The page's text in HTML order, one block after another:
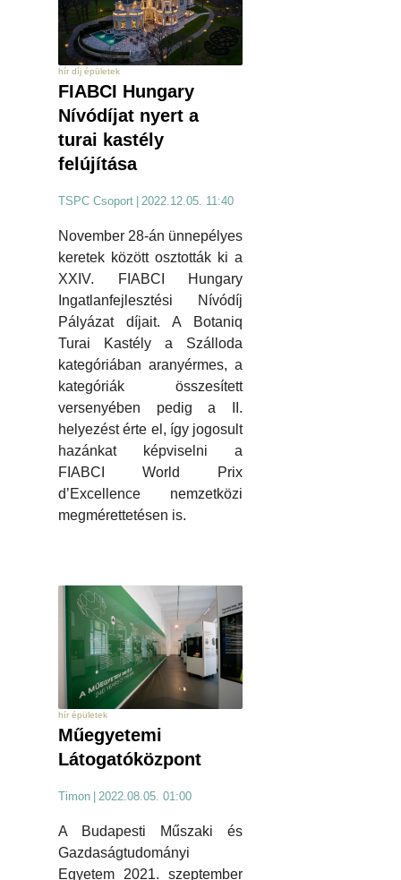
hír díj épületek
FIABCI Hungary
Nívódíjat nyert a
turai kastély
felújítása
TSPC Csoport 2022.12.05. 11:40
November 28-án ünnepélyes
keretek között osztották ki a
XXIV. FIABCI Hungary
Ingatlanfejlesztési Nívódíj
Pályázat díjait. A Botaniq
Turai Kastély a Szálloda
kategóriában aranyérmes, a
kategóriák összesített
versenyében pedig a II.
helyezést érte el, így jogosult
hazánkat képviselni a
FIABCI World Prix
d’Excellence nemzetközi
megmérettetésen is.
hír épületek
Műegyetemi
Látogatóközpont
Timon 2022.08.05. 01:00
A Budapesti Műszaki és
Gazdaságtudományi
Egyetem 2021. szeptember